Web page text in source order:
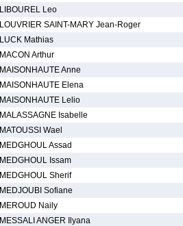
LIBOUREL Leo
LOUVRIER SAINT-MARY Jean-Roger
LUCK Mathias
MACON Arthur
MAISONHAUTE Anne
MAISONHAUTE Elena
MAISONHAUTE Lelio
MALASSAGNE Isabelle
MATOUSSI Wael
MEDGHOUL Assad
MEDGHOUL Issam
MEDGHOUL Sherif
MEDJOUBI Sofiane
MEROUD Naily
MESSALI ANGER Ilyana